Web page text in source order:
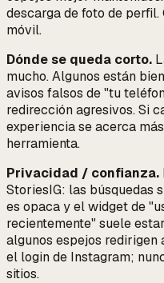
descarga de foto de
móvil.
Dónde se queda corto.
mucho. Algunos están
avisos falsos de "tu
redirección agresivos. Si
experiencia se acerca
herramienta.
Privacidad / confianza.
StoriesIG: las búsquedas
es opaca y el widget de
recientemente" suele
algunos espejos redirigen
el login de Instagram;
sitios.